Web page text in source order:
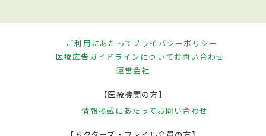
ご利用にあたってプライバシーポリシー
医療広告ガイドラインについてお問い合わせ
運営会社
【医療機関の方】
情報掲載にあたって お問い合わせ